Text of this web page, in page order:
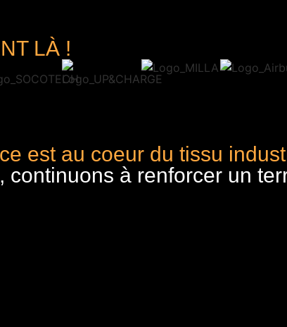
LÀ !
est au coeur du tissu
continuons à renforcer un